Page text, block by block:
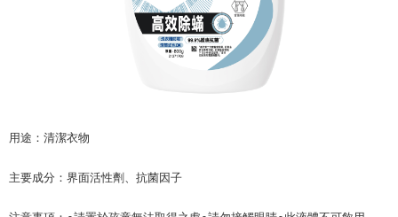
Taiwan, Inc. dan AFTEE akan membuat bil kepada pengguna. AFTEE
akan menggunakan data peribadi yang dikumpul (termasuk nama
pembeli, no. telefon, nama penerima, no. telefon, alamat penerima) untuk
penggunaan perkhidmatan. Sila rujuk kepada "Penyata Pengumpulan
Jumlah yang diperakui untuk pengguna kali pertama yang lulus
kelulusan boleh sehingga NT$10,000. Jika pengguna tidak membuat
20% setahun akan dikenakan. Pengguna bawah umur dikehendaki
untuk menggunakan AFTEE.
用途：清潔衣物
主要成分：界面活性劑、抗菌因子